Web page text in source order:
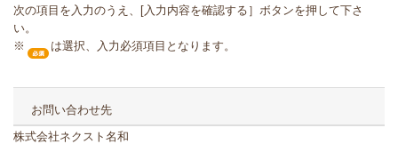
次の項目を入力のうえ、[入力内容を確認する］ボタンを押して下さ
い。
※
は選択、入力必須項目となります。
お問い合わせ先
株式会社ネクスト名和